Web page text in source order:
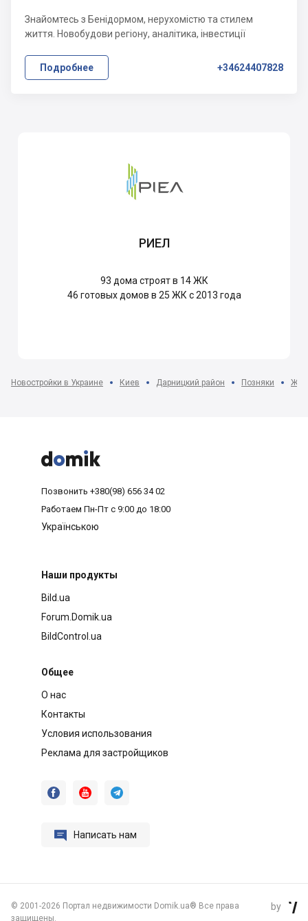
Знайомтесь з Бенідормом, нерухомістю та стилем
життя. Новобудови регіону, аналітика, інвестиції
Подробнее +34624407828
РИЕЛ
93 дома строят в 14 ЖК
46 готовых домов в 25 ЖК с 2013 года
Новостройки в Украине Киев Дарницкий район Позняки ЖК



Позвонить +380(98) 656 34 02
Работаем Пн-Пт с 9:00 до 18:00
Українською
Наши продукты
Bild.ua
Forum.Domik.ua
BildControl.ua
Общее
О нас
Контакты
Условия использования
Реклама для застройщиков
  
 Написать нам
© 2001-2026 Портал недвижимости Domik.ua® Все права
защищены.
by 